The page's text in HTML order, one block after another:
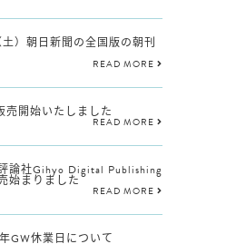
）朝日新聞の全国版の朝刊
READ MORE
売開始いたしました
READ MORE
論社Gihyo Digital Publishing
始まりました
READ MORE
GW休業日について